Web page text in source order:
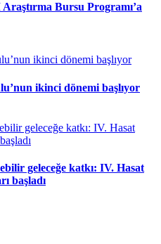
Bursu Programı’a
ikinci dönemi başlıyor
geleceğe katkı: IV. Hasat
başladı